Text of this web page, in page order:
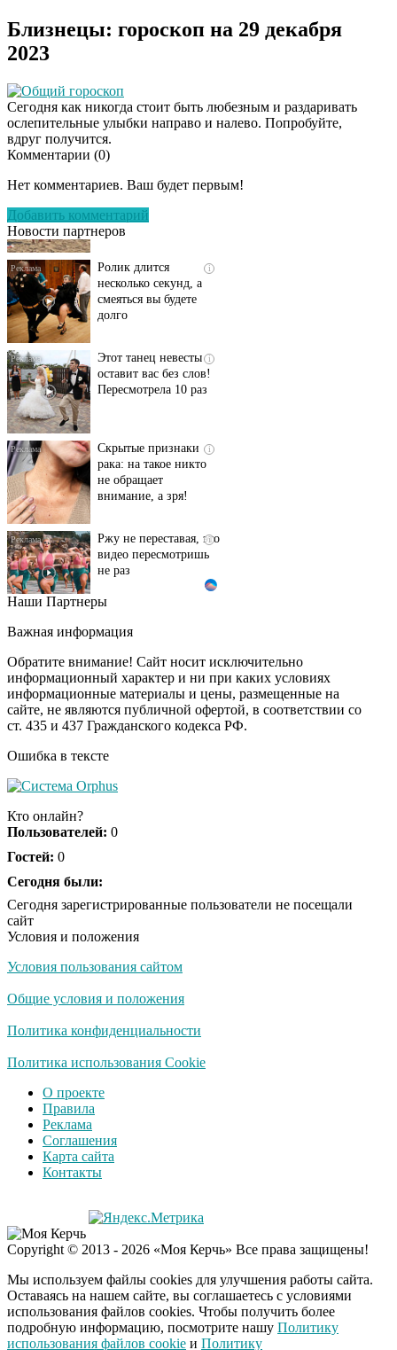
Близнецы: гороскоп на 29 декабря
2023
Общий гороскоп
Сегодня как никогда стоит быть любезным и раздаривать
ослепительные улыбки направо и налево. Попробуйте,
вдруг получится.
Комментарии (0)
Нет комментариев. Ваш будет первым!
Добавить комментарий
Новости партнеров
Скрытая камера на
люди вытворяют, когда
несколько секунд, а
смеяться вы будете
долго
оставит вас без слов!
Пересмотрела 10 раз
рака: на такое никто
не обращает
внимание, а зря!
видео пересмотришь
не раз
Ролик длится пару
шоке от увиденного
i
Ролик из Омска: вы
будете смеяться долго
Королева вагона
Наши Партнеры
Важная информация
Обратите внимание! Сайт носит исключительно
информационный характер и ни при каких условиях
информационные материалы и цены, размещенные на
сайте, не являются публичной офертой, в соответствии со
ст. 435 и 437 Гражданского кодекса РФ.
Ошибка в тексте
Кто онлайн?
Пользователей: 0
Гостей: 0
Сегодня были:
Сегодня зарегистрированные пользователи не посещали
сайт
Условия и положения
Условия пользования сайтом
Общие условия и положения
Политика конфиденциальности
Политика использования Cookie
О проекте
Правила
Реклама
Соглашения
Карта сайта
Контакты
Copyright © 2013 - 2026 «Моя Керчь» Все права защищены!
Мы используем файлы cookies для улучшения работы сайта.
Оставаясь на нашем сайте, вы соглашаетесь с условиями
использования файлов cookies. Чтобы получить более
подробную информацию, посмотрите нашу Политику
использования файлов cookie и Политику